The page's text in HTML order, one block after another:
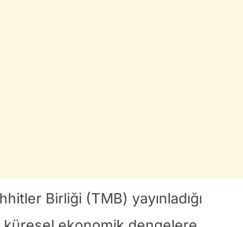
Birliği (TMB) yayınladığı